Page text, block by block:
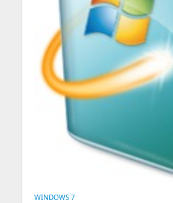
WINDOWS 7